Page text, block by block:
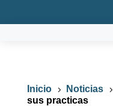
Inicio 5 Noticias 5
sus practicas